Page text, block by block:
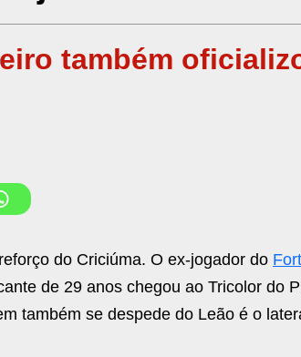
também
do Criciúma. O ex-jogador do
de 29 anos chegou ao Tricolor do
também se despede do Leão é o